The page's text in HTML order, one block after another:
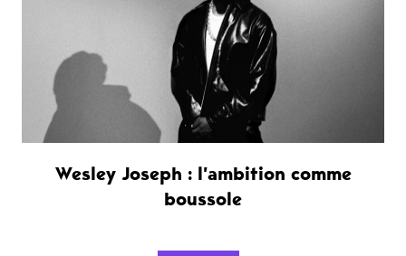
Wesley Joseph : l’ambition comme
boussole